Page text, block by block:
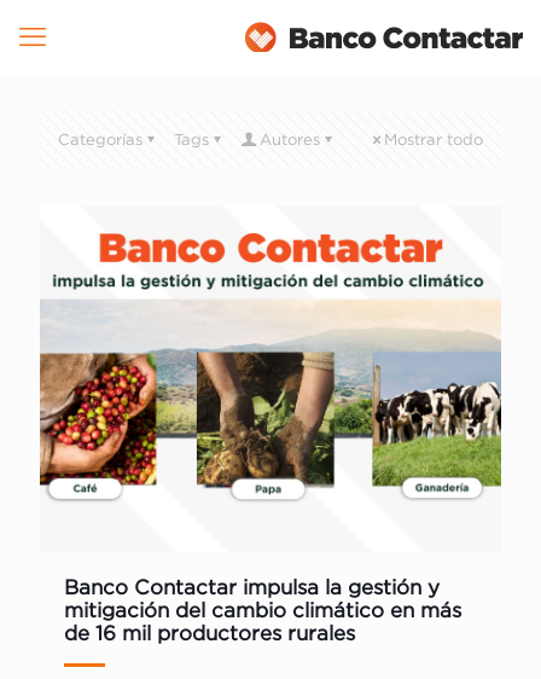
Categorías Tags Autores Mostrar todo
Banco Contactar impulsa la gestión y
mitigación del cambio climático en más
de 16 mil productores rurales